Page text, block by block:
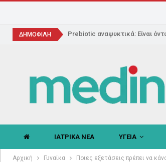
ΔΗΜΟΦΙΛΗ Prebiotic αναψυκτικά: Είναι
ΙΑΤΡΙΚΑ ΝΕΑ ΥΓΕΙΑ
Αρχική Γυναίκα Ποιες εξετάσεις πρέπει να